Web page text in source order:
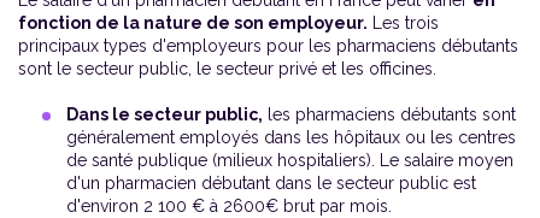
fonction de la nature de son employeur. Les trois
principaux types d'employeurs pour les pharmaciens débutants
sont le secteur public, le secteur privé et les officines.
Dans le secteur public, les pharmaciens débutants sont
généralement employés dans les hôpitaux ou les centres
de santé publique (milieux hospitaliers). Le salaire moyen
d'un pharmacien débutant dans le secteur public est
d'environ 2 100 € à 2600€ brut par mois.